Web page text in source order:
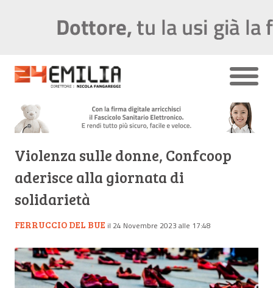
Violenza sulle donne, Confcoop
aderisce alla giornata di
solidarietà
FERRUCCIO DEL BUE il 24 Novembre 2023 alle 17:48